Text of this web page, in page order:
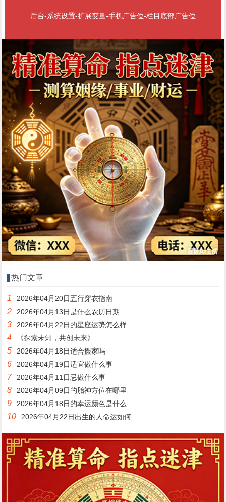
后台-系统设置-扩展变量-手机广告位-栏目底部广告位
热门文章
1 2026年04月20日五行穿衣指南
2 2026年04月13日是什么农历日期
3 2026年04月22日的星座运势怎么样
4 《探索未知，共创未来》
5 2026年04月18日适合搬家吗
6 2026年04月19日适宜做什么事
7 2026年04月11日忌做什么事
8 2026年04月09日的胎神方位在哪里
9 2026年04月18日的幸运颜色是什么
10 2026年04月22日出生的人命运如何